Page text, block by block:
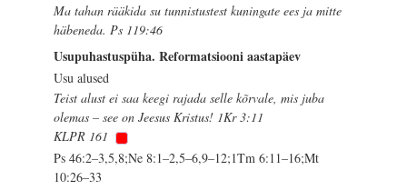
Ma tahan rääkida su tunnistustest kuningate ees ja mitte
häbeneda. Ps 119:46
Usupuhastuspüha. Reformatsiooni aastapäev
Usu alused
Teist alust ei saa keegi rajada selle kõrvale, mis juba
olemas – see on Jeesus Kristus! 1Kr 3:11
KLPR 161
Ps 46:2–3,5,8;Ne 8:1–2,5–6,9–12;1Tm 6:11–16;Mt
10:26–33